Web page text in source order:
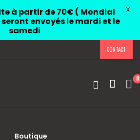
CONTACT
0
Boutique
à partir de 70€ ( Mondial
seront envoyés le mardi et le
samedi
X